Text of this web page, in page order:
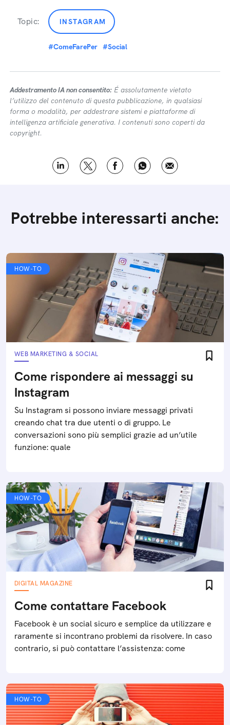
Topic: INSTAGRAM
#ComeFarePer #Social
Addestramento IA non consentito: É assolutamente vietato
l’utilizzo del contenuto di questa pubblicazione, in qualsiasi
forma o modalità, per addestrare sistemi e piattaforme di
intelligenza artificiale generativa. I contenuti sono coperti da
copyright.
Potrebbe interessarti anche:
HOW-TO
WEB MARKETING & SOCIAL
Come rispondere ai messaggi su
Instagram
Su Instagram si possono inviare messaggi privati
creando chat tra due utenti o di gruppo. Le
conversazioni sono più semplici grazie ad un’utile
funzione: quale
HOW-TO
DIGITAL MAGAZINE
Come contattare Facebook
Facebook è un social sicuro e semplice da utilizzare e
raramente si incontrano problemi da risolvere. In caso
contrario, si può contattare l’assistenza: come
HOW-TO